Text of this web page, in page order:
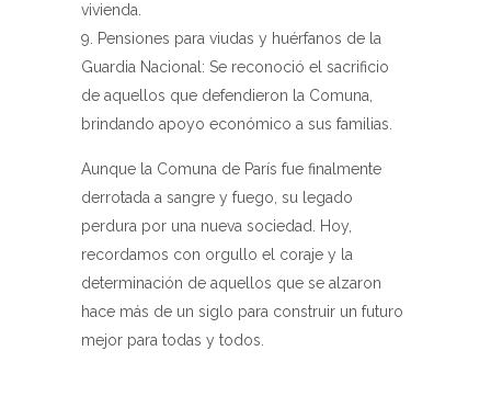
vivienda.
Pensiones para viudas y huérfanos de la
Guardia Nacional: Se reconoció el sacrificio
de aquellos que defendieron la Comuna,
brindando apoyo económico a sus familias.
Aunque la Comuna de París fue finalmente
derrotada a sangre y fuego, su legado
perdura por una nueva sociedad. Hoy,
recordamos con orgullo el coraje y la
determinación de aquellos que se alzaron
hace más de un siglo para construir un futuro
mejor para todas y todos.